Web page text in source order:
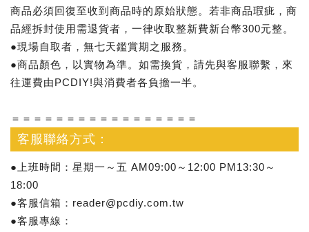
商品必須回復至收到商品時的原始狀態。若非商品瑕疵，商
品經拆封使用需退貨者，一律收取整新費新台幣300元整。
●現場自取者，無七天鑑賞期之服務。
●商品顏色，以實物為準。如需換貨，請先與客服聯繫，來
往運費由PCDIY!與消費者各負擔一半。
＝＝＝＝＝＝＝＝＝＝＝＝＝＝＝＝＝
客服聯絡方式：
●上班時間：星期一～五 AM09:00～12:00 PM13:30～
18:00
●客服信箱：reader@pcdiy.com.tw
●客服專線：